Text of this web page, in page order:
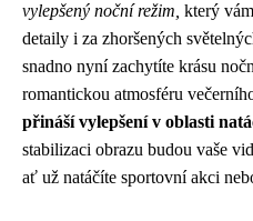
vylepšený noční režim, který
detaily i za zhoršených
snadno nyní zachytíte krásu
romantickou atmosféru
přináší vylepšení v oblasti
stabilizaci obrazu budou vaše
ať už natáčíte sportovní akci